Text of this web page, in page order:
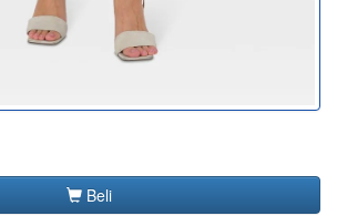
Beli